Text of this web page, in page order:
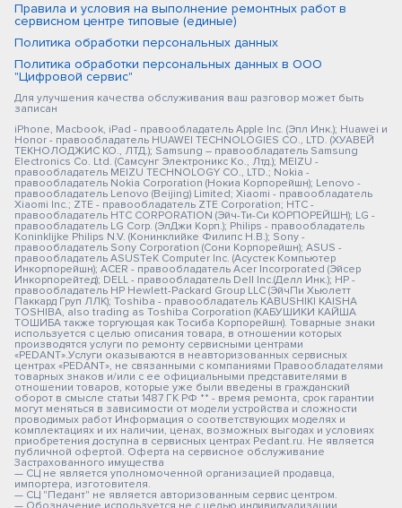
Правила и условия на выполнение ремонтных работ в
сервисном центре типовые (единые)
Политика обработки персональных данных
Политика обработки персональных данных в ООО
"Цифровой сервис"
Для улучшения качества обслуживания ваш разговор может быть
записан
iPhone, Macbook, iPad - правообладатель Apple Inc. (Эпл Инк.); Huawei и
Honor - правообладатель HUAWEI TECHNOLOGIES CO., LTD. (ХУАВЕЙ
ТЕКНОЛОДЖИС КО., ЛТД.); Samsung – правообладатель Samsung
Electronics Co. Ltd. (Самсунг Электроникс Ко., Лтд.); MEIZU -
правообладатель MEIZU TECHNOLOGY CO., LTD.; Nokia -
правообладатель Nokia Corporation (Нокиа Корпорейшн); Lenovo -
правообладатель Lenovo (Beijing) Limited; Xiaomi - правообладатель
Xiaomi Inc.; ZTE - правообладатель ZTE Corporation; HTC -
правообладатель HTC CORPORATION (Эйч-Ти-Си КОРПОРЕЙШН); LG -
правообладатель LG Corp. (ЭлДжи Корп.); Philips - правообладатель
Koninklijke Philips N.V. (Конинклийке Филипс Н.В.); Sony -
правообладатель Sony Corporation (Сони Корпорейшн); ASUS -
правообладатель ASUSTeK Computer Inc. (Асустек Компьютер
Инкорпорейшн); ACER - правообладатель Acer Incorporated (Эйсер
Инкорпорейтед); DELL - правообладатель Dell Inc.(Делл Инк.); HP -
правообладатель HP Hewlett-Packard Group LLC (ЭйчПи Хьюлетт
Паккард Груп ЛЛК); Toshiba - правообладатель KABUSHIKI KAISHA
TOSHIBA, also trading as Toshiba Corporation (КАБУШИКИ КАЙША
ТОШИБА также торгующая как Тосиба Корпорейшн). Товарные знаки
используется с целью описания товара, в отношении которых
производятся услуги по ремонту сервисными центрами
«PEDANT».Услуги оказываются в неавторизованных сервисных
центрах «PEDANT», не связанными с компаниями Правообладателями
товарных знаков и/или с ее официальными представителями в
отношении товаров, которые уже были введены в гражданский
оборот в смысле статьи 1487 ГК РФ ** - время ремонта, срок гарантии
могут меняться в зависимости от модели устройства и сложности
проводимых работ Информация о соответствующих моделях и
комплектациях и их наличии, ценах, возможных выгодах и условиях
приобретения доступна в сервисных центрах Pedant.ru. Не является
публичной офертой. Оферта на сервисное обслуживание
Застрахованного имущества
— СЦ не является уполномоченной организацией продавца,
импортера, изготовителя.
— СЦ "Педант" не является авторизованным сервис центром.